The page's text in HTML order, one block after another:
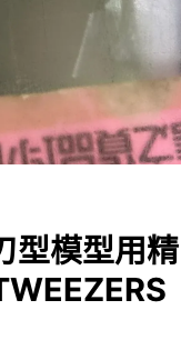
型模型用精